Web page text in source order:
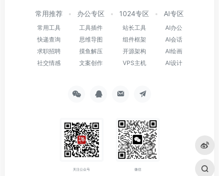
常用推荐
常用工具
快递查询
求职招聘
社交情感
办公专区
工具插件
思维导图
摸鱼解压
文案创作
1024专区
站长工具
组件框架
开源架构
VPS主机
AI专区
AI办公
AI会话
AI绘画
AI设计
关注公众号 微信